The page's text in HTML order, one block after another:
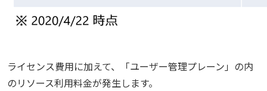
ライセンス費用に加えて、「ユーザー管理プレーン」の内
のリソース利用料金が発生します。